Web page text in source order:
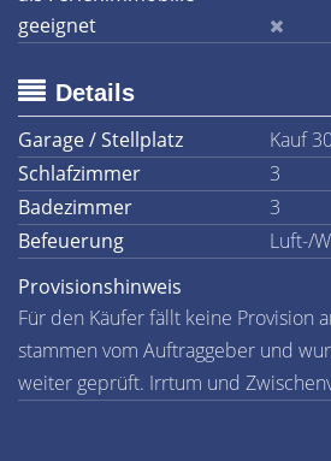
geeignet
Details
Garage / Stellplatz
Kauf
Schlafzimmer
3
Badezimmer
3
Befeuerung
Luft-/
Provisionshinweis
Für den Käufer fällt keine Provision
stammen vom Auftraggeber und
weiter geprüft. Irrtum und